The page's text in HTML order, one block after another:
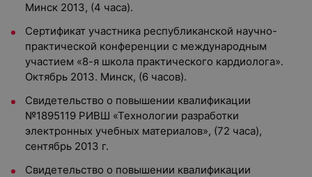
Минск 2013, (4 часа).
Сертификат участника республиканской научно-
практической конференции с международным
участием «8-я школа практического кардиолога».
Октябрь 2013. Минск, (6 часов).
Свидетельство о повышении квалификации
№1895119 РИВШ «Технологии разработки
электронных учебных материалов», (72 часа),
сентябрь 2013 г.
Свидетельство о повышении квалификации